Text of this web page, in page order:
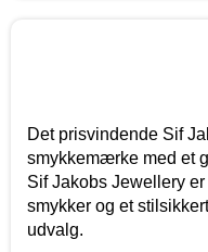
Det prisvindende Sif
smykkemærke med et
Sif Jakobs Jewellery
smykker og et
udvalg.